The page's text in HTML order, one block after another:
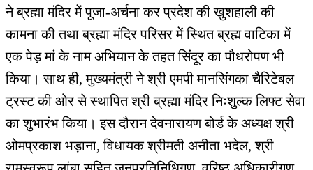
ने ब्रह्मा मंदिर में पूजा-अर्चना कर प्रदेश की खुशहाली की
कामना की तथा ब्रह्मा मंदिर परिसर में स्थित ब्रह्म वाटिका में
एक पेड़ मां के नाम अभियान के तहत सिंदूर का पौधरोपण भी
किया। साथ ही, मुख्यमंत्री ने श्री एमपी मानसिंगका चैरिटेबल
ट्रस्ट की ओर से स्थापित श्री ब्रह्मा मंदिर निःशुल्क लिफ्ट सेवा
का शुभारंभ किया। इस दौरान देवनारायण बोर्ड के अध्यक्ष श्री
ओमप्रकाश भड़ाना, विधायक श्रीमती अनीता भदेल, श्री